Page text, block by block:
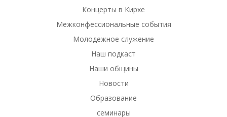
Концерты в Кирхе
Межконфессиональные события
Молодежное служение
Наш подкаст
Наши общины
Новости
Образование
семинары